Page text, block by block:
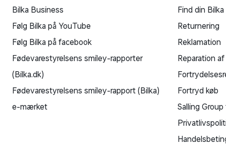
Bilka Business
Følg Bilka på YouTube
Følg Bilka på facebook
Fødevarestyrelsens smiley-rapporter
(Bilka.dk)
Fødevarestyrelsens smiley-rapport (Bilka)
e-mærket
Find din Bilka
Returnering
Reklamation
Reparation
Fortryd køb
Salling